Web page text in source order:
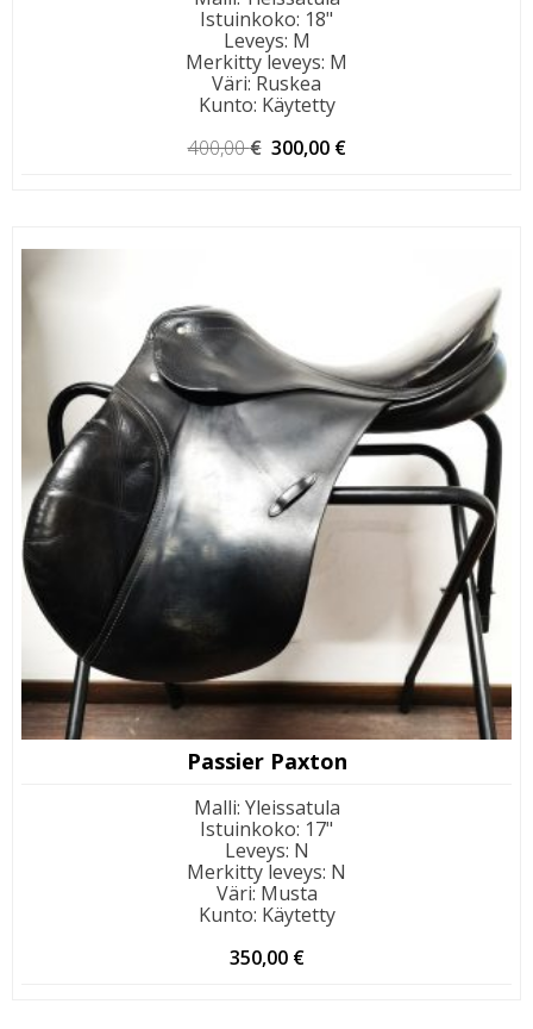
Istuinkoko: 18"
Leveys: M
Merkitty leveys: M
Väri: Ruskea
Kunto: Käytetty
400,00€ Alkuperäinen
300,00 €
Passier Paxton
Malli: Yleissatula
Istuinkoko: 17"
Leveys: N
Merkitty leveys: N
Väri: Musta
Kunto: Käytetty
350,00 €